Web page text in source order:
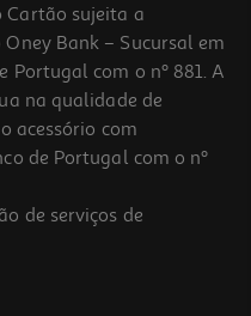
Cartão sujeita a
Bank – Sucursal em
Portugal com o nº 881. A
na qualidade de
acessório com
de Portugal com o nº
de serviços de